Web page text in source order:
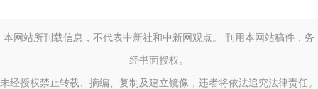
本网站所刊载信息，不代表中新社和中新网观点。 刊用本网站稿件，务
经书面授权。
未经授权禁止转载、摘编、复制及建立镜像，违者将依法追究法律责任。